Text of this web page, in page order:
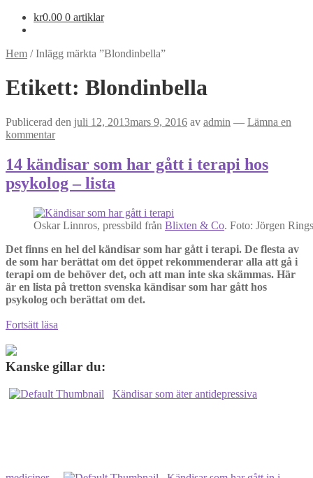
kr0.00 0 artiklar
Hem /Inlägg märkta ”Blondinbella”
Etikett: Blondinbella
Publicerad den juli 12, 2013mars 9, 2016 av admin — Lämna en
kommentar
14 kändisar som har gått i terapi hos
psykolog – lista
Oskar Linnros, pressbild från Blixten & Co. Foto: Jörgen
Det finns en hel del kändisar som har gått i terapi. De flesta av
de som har berättat om det öppet rekommenderar alla att gå i
terapi om de behöver det, och att man inte ska skämmas. Här
är en lista på tretton svenska kändisar som har gått hos
psykolog och berättat om det.
Fortsätt läsa
har
gått
terapi
Kanske gillar du:
Kändisar som äter antidepressiva